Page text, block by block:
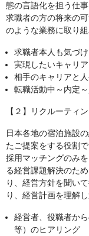
態の言語化を担う仕事
求職者の方の将来の
のような業務に取り組
求職者本人も気づ
実現したいキャリ
相手のキャリアと
転職活動中～内定
【２】リクルーティ
日本各地の宿泊施設
たご提案をする役割で
採用マッチングのみ
る経営課題解決のた
り、経営方針を聞い
り、経営計画を理解
経営者、役職者か
等）のヒアリング